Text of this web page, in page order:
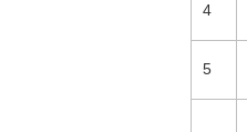
4
5